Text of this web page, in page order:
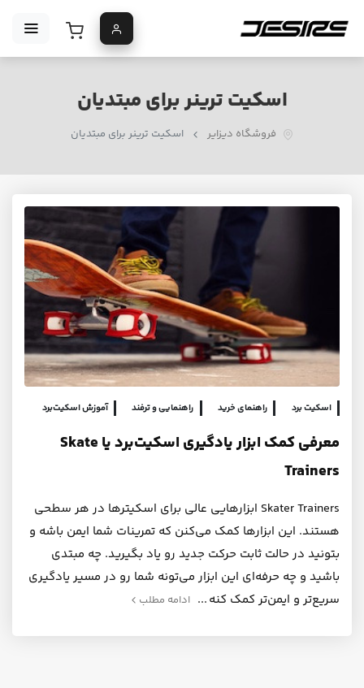
اسکیت ترینر برای مبتدیان
فروشگاه دیزایر اسکیت ترینر برای مبتدیان
اسکیت برد راهنمای خرید راهنمایی و ترفند آموزش اسکیت‌برد
معرفی کمک ابزار یادگیری اسکیت‌برد یا Skate
Trainers
Skater Trainers ابزارهایی عالی برای اسکیترها در هر سطحی
هستند. این ابزارها کمک می‌کنن که تمرینات شما ایمن باشه و
بتونید در حالت ثابت حرکت‌ جدید رو یاد بگیرید. چه مبتدی
باشید و چه حرفه‌ای این ابزار می‌تونه شما رو در مسیر یادگیری
سریع‌تر و ایمن‌تر کمک کنه
ادامه مطلب